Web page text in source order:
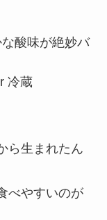
酸味が絶妙バ
冷蔵
ら生まれたん
べやすいのが